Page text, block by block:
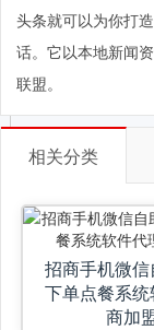
头条就可以为你打
话。它以本地新闻
联盟。
相关分类
招商手机微
下单点餐系
商加